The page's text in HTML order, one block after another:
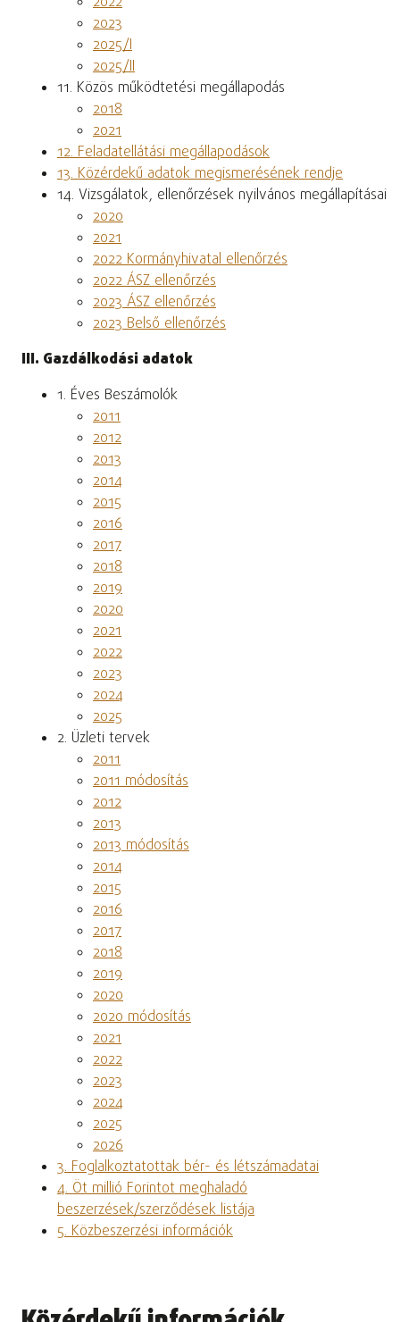
2023
2025/I
2025/II
11. Közös működtetési megállapodás
2018
2021
12. Feladatellátási megállapodások
13. Közérdekű adatok megismerésének rendje
14. Vizsgálatok, ellenőrzések nyilvános megállapításai
2020
2021
2022 Kormányhivatal ellenőrzés
2022 ÁSZ ellenőrzés
2023 ÁSZ ellenőrzés
2023 Belső ellenőrzés
III. Gazdálkodási adatok
1. Éves Beszámolók
2011
2012
2013
2014
2015
2016
2017
2018
2019
2020
2021
2022
2023
2024
2025
2. Üzleti tervek
2011
2011 módosítás
2012
2013
2013 módosítás
2014
2015
2016
2017
2018
2019
2020
2020 módosítás
2021
2022
2023
2024
2025
2026
3. Foglalkoztatottak bér- és létszámadatai
4. Öt millió Forintot meghaladó
beszerzések/szerződések listája
5. Közbeszerzési információk